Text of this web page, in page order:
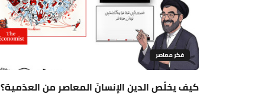
فكر معاصر
كيف يخلّص الدين الإنسانَ المعاصر من العدَمية؟